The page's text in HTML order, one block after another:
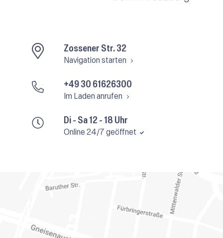
Di - Sa 12 - 18 Uhr
Online 24/7 geöffnet
Zossener Str. 32
Navigation starten
+49 30 61626300
Im Laden anrufen